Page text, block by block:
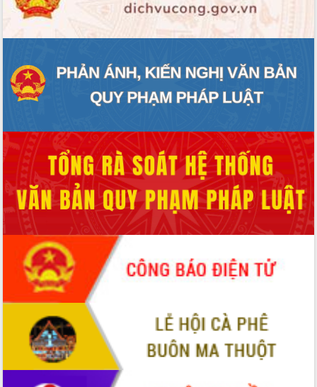
Lễ phát động chuỗi hoạt động chung
tay làm sạch môi trường
mới
UBND tỉnh họp báo định kỳ tháng 4
năm 2026
phát triển nền kinh tế xanh tại tỉnh
Đắk Lắk”
Tăng cường giám sát, đôn đốc thực
hiện nhiệm vụ quản lý tài sản công
hàng tuần
Tháo gỡ những vướng mắc, đẩy mạnh
công tác cải cách thủ tục hành chính
tại Trung tâm Phục vụ hành chính
công tỉnh
Đắk Lắk: Tôn vinh 46 giải pháp tại Hội
thi Sáng tạo Kỹ thuật 2024 - 2025
Đắk Lắk rà soát, điều chỉnh Đề án 190
về phát triển nuôi trồng thủy sản
Phó Chủ tịch UBND tỉnh Đắk Lắk
Trương Công Thái kiểm tra thực địa
Dự án cao tốc Khánh Hòa - Buôn Ma